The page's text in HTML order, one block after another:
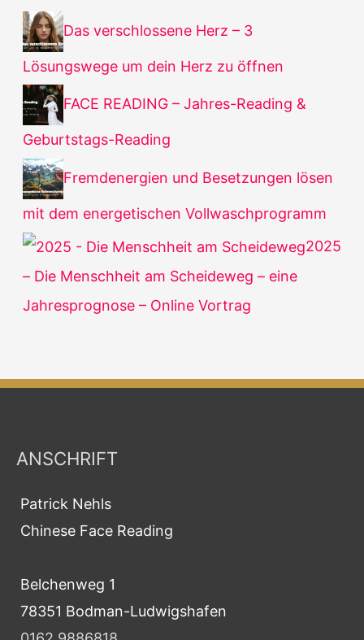
Das verschlossene Herz – 3
Lösungswege um dein Herz zu öffnen
FACE READING – Jahres-Reading &
Geburtstags-Reading
Fremdenergien und Besetzungen lösen
mit dem energetischen Vollwaschprogramm
2025
– Die Menschheit am Scheideweg – eine
Jahresprognose – Online Vortrag
ANSCHRIFT
Patrick Nehls
Chinese Face Reading
Belchenweg 1
78351 Bodman-Ludwigshafen